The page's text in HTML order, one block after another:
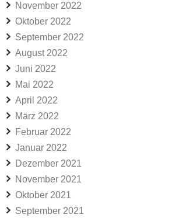
November 2022
Oktober 2022
September 2022
August 2022
Juni 2022
Mai 2022
April 2022
März 2022
Februar 2022
Januar 2022
Dezember 2021
November 2021
Oktober 2021
September 2021